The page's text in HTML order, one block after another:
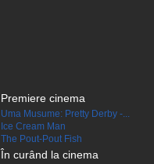
Premiere cinema
Uma Musume: Pretty Derby -...
Ice Cream Man
The Pout-Pout Fish
În curând la cinema